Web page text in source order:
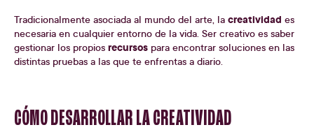
Tradicionalmente asociada al mundo del arte, la creatividad es
necesaria en cualquier entorno de la vida. Ser creativo es saber
gestionar los propios recursos para encontrar soluciones en las
distintas pruebas a las que te enfrentas a diario.
CÓMO DESARROLLAR LA CREATIVIDAD